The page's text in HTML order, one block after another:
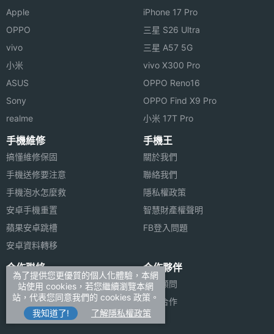
擴充功能
購機即贈送台灣全島電子地圖，ETEN M600 透過 1.2
版的藍芽，可接藍芽 GPS 衛星導航，並可快速設定
GPS 以及直接播報路名，更人性化的聲控語音命令，
另外 ETEN M600 還贈送 M-Stock 股市即時看盤(下
單)軟體，讓你隨時隨地都可以查看自己的股票狀況。
ETEN M600 獨家功能
電話功能
Phone Application*, Phone Setting, SIM Manager,
SIM Toolkit , Speed Dial, Call Filter, Incoming call
Recognition, Wireless Modem, , Wireless Manager,
Dialer Skin , Add Ring tone Manager , CSD Type,
Voice Commander*, Connection Wizard, Skype
for Pocket PC Version (*depends on region)
多媒體功能
Apple
OPPO
vivo
小米
ASUS
Sony
realme
iPhone 17 Pro
三星 S26 Ultra
三星 A57 5G
vivo X300 Pro
OPPO Reno16
OPPO Find X9 Pro
小米 17T Pro
手機維修
搞懂維修保固
手機送修要注意
手機泡水怎麼救
安卓手機重置
蘋果安卓跳槽
安卓資料轉移
手機王
關於我們
聯絡我們
隱私權政策
智慧財產權聲明
FB登入問題
合作聯絡
廣告刊登
加入商店報價
新聞聯絡
合作夥伴
法律顧問
媒體合作
為了提供您更優質的個人化體驗，本網
站使用 cookies，若您繼續瀏覽本網
站，代表您同意我們的 cookies 政策。
我知道了!
了解隱私權政策